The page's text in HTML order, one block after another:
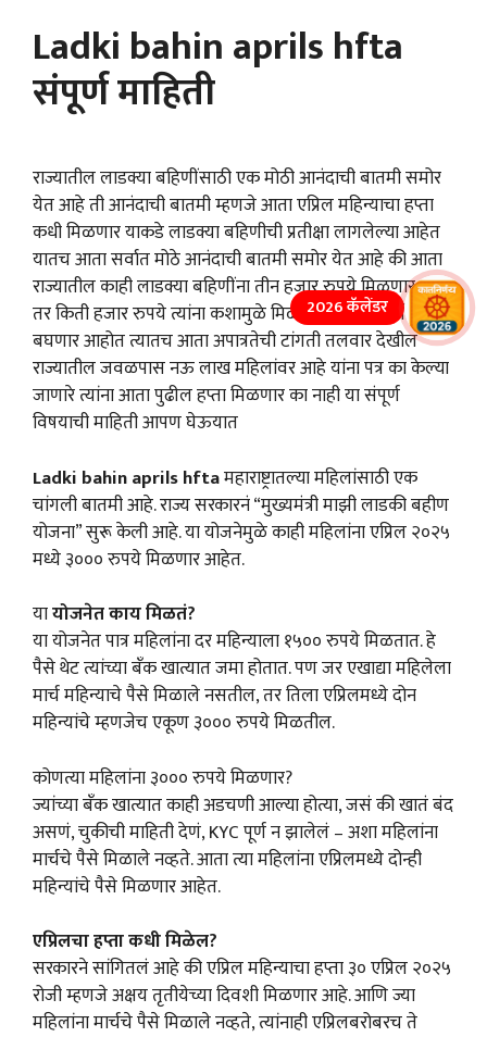
Ladki bahin aprils hfta
संपूर्ण माहिती
राज्यातील लाडक्या बहिणींसाठी एक मोठी आनंदाची बातमी समोर
येत आहे ती आनंदाची बातमी म्हणजे आता एप्रिल महिन्याचा हप्ता
कधी मिळणार याकडे लाडक्या बहिणीची प्रतीक्षा लागलेल्या आहेत
यातच आता सर्वात मोठे आनंदाची बातमी समोर येत आहे की आता
राज्यातील काही लाडक्या बहिणींना तीन हजार रुपये मिळणार आहे
तर किती हजार रुपये त्यांना कशामुळे मिळणार याची माहिती आपण
बघणार आहोत त्यातच आता अपात्रतेची टांगती तलवार देखील
राज्यातील जवळपास नऊ लाख महिलांवर आहे यांना पत्र का केल्या
जाणारे त्यांना आता पुढील हप्ता मिळणार का नाही या संपूर्ण
विषयाची माहिती आपण घेऊयात
Ladki bahin aprils hftaमहाराष्ट्रातल्या महिलांसाठी एक
चांगली बातमी आहे. राज्य सरकारनं “मुख्यमंत्री माझी लाडकी बहीण
योजना” सुरू केली आहे. या योजनेमुळे काही महिलांना एप्रिल २०२५
मध्ये ३००० रुपये मिळणार आहेत.
यायोजनेत काय मिळतं?
या योजनेत पात्र महिलांना दर महिन्याला १५०० रुपये मिळतात. हे
पैसे थेट त्यांच्या बँक खात्यात जमा होतात. पण जर एखाद्या महिलेला
मार्च महिन्याचे पैसे मिळाले नसतील, तर तिला एप्रिलमध्ये दोन
महिन्यांचे म्हणजेच एकूण ३००० रुपये मिळतील.
कोणत्या महिलांना ३००० रुपये मिळणार?
ज्यांच्या बँक खात्यात काही अडचणी आल्या होत्या, जसं की खातं बंद
असणं, चुकीची माहिती देणं, KYC पूर्ण न झालेलं – अशा महिलांना
मार्चचे पैसे मिळाले नव्हते. आता त्या महिलांना एप्रिलमध्ये दोन्ही
महिन्यांचे पैसे मिळणार आहेत.
एप्रिलचा हप्ता कधी मिळेल?
सरकारने सांगितलं आहे की एप्रिल महिन्याचा हप्ता ३० एप्रिल २०२५
रोजी म्हणजे अक्षय तृतीयेच्या दिवशी मिळणार आहे. आणि ज्या
महिलांना मार्चचे पैसे मिळाले नव्हते, त्यांनाही एप्रिलबरोबरच ते
2026 कॅलेंडर